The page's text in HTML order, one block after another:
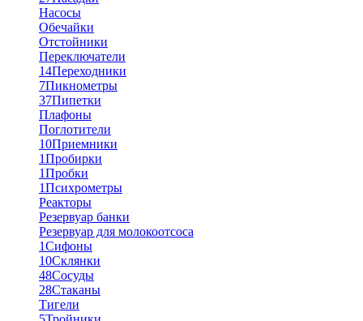
Насосы
Обечайки
Отстойники
Переключатели
14Переходники
7Пикнометры
37Пипетки
Плафоны
Поглотители
10Приемники
1Пробирки
1Пробки
1Психрометры
Реакторы
Резервуар банки
Резервуар для молокоотсоса
1Сифоны
10Склянки
48Сосуды
28Стаканы
Тигели